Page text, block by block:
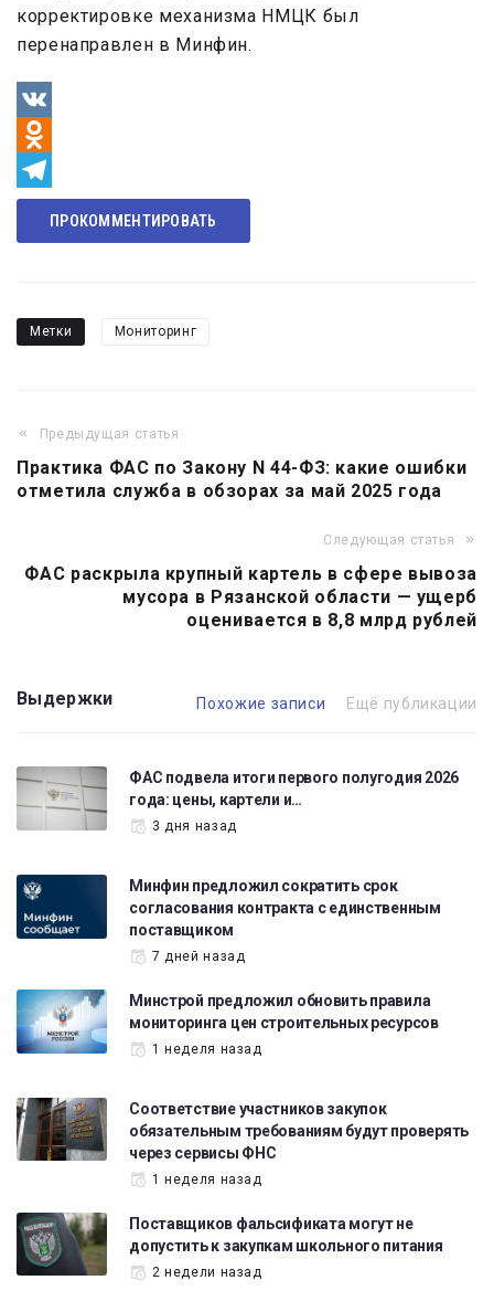
корректировке механизма НМЦК был
перенаправлен в Минфин.
VK
Odnoklassniki
Telegram
ПРОКОММЕНТИРОВАТЬ
Метки Мониторинг
Навигация
по
Предыдущая статья
Практика ФАС по Закону N 44-ФЗ: какие ошибки
отметила служба в обзорах за май 2025 года
Следующая статья
ФАС раскрыла крупный картель в сфере вывоза
мусора в Рязанской области — ущерб
оценивается в 8,8 млрд рублей
Выдержки Похожие записи Ещё публикации
ФАС подвела итоги первого полугодия 2026
года: цены, картели и…
3 дня назад
Минфин предложил сократить срок
согласования контракта с единственным
поставщиком
7 дней назад
Минстрой предложил обновить правила
мониторинга цен строительных ресурсов
1 неделя назад
Соответствие участников закупок
обязательным требованиям будут проверять
через сервисы ФНС
1 неделя назад
Поставщиков фальсификата могут не
допустить к закупкам школьного питания
2 недели назад